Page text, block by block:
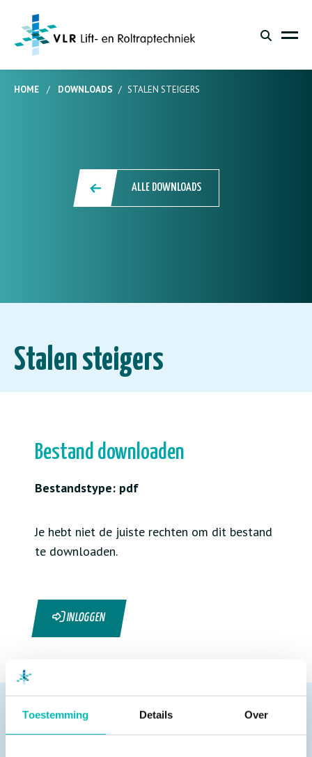
Toestemming Details Over
HOME / DOWNLOADS / STALEN STEIGERS
ALLE DOWNLOADS
Stalen steigers
Bestand downloaden
Bestandstype: pdf
Je hebt niet de juiste rechten om dit bestand
te downloaden.
INLOGGEN